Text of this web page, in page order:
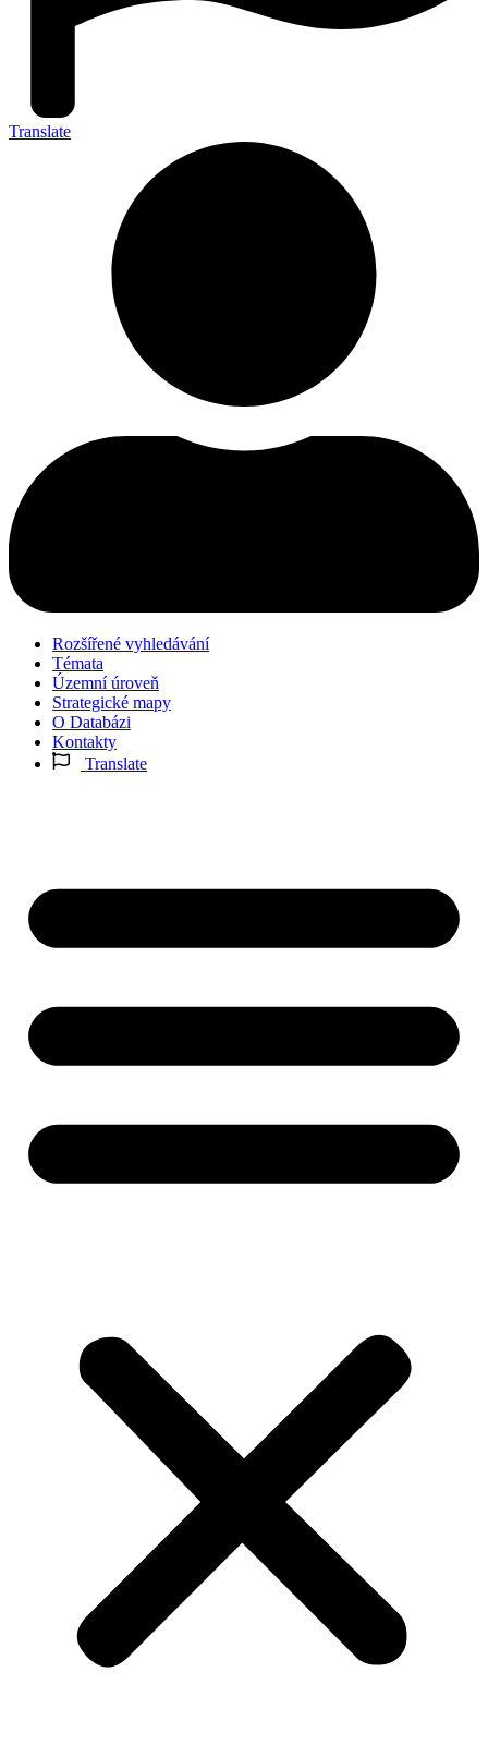
Translate
Rozšířené vyhledávání
Témata
Územní úroveň
Strategické mapy
O Databázi
Kontakty
Translate